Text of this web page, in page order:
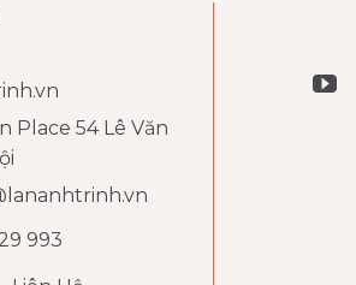
Place 54 Lê Văn
993